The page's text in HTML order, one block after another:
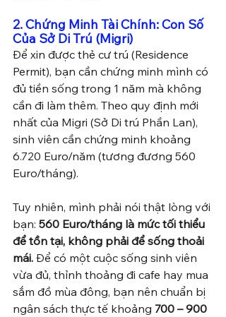
2. Chứng Minh Tài Chính: Con Số
Của Sở Di Trú (Migri)
Để xin được thẻ cư trú (Residence
Permit), bạn cần chứng minh mình có
đủ tiền sống trong 1 năm mà không
cần đi làm thêm. Theo quy định mới
nhất của Migri (Sở Di trú Phần Lan),
sinh viên cần chứng minh khoảng
6.720 Euro/năm (tương đương 560
Euro/tháng).
Tuy nhiên, mình phải nói thật lòng với
bạn: 560 Euro/tháng là mức tối thiểu
để tồn tại, không phải để sống thoải
mái. Để có một cuộc sống sinh viên
vừa đủ, thỉnh thoảng đi cafe hay mua
sắm đồ mùa đông, bạn nên chuẩn bị
ngân sách thực tế khoảng 700 – 900